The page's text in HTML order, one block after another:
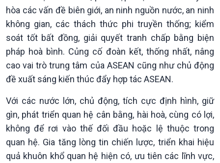
hòa các vấn đề biên giới, an ninh nguồn nước, an ninh
không gian, các thách thức phi truyền thống; kiểm
soát tốt bất đồng, giải quyết tranh chấp bằng biện
pháp hoà bình. Củng cố đoàn kết, thống nhất, nâng
cao vai trò trung tâm của ASEAN cũng như chủ động
đề xuất sáng kiến thúc đẩy hợp tác ASEAN.
Với các nước lớn, chủ động, tích cực định hình, giữ
gìn, phát triển quan hệ cân bằng, hài hoà, cùng có lợi,
không để rơi vào thế đối đầu hoặc lệ thuộc trong
quan hệ. Gia tăng lòng tin chiến lược, triển khai hiệu
quả khuôn khổ quan hệ hiện có, ưu tiên các lĩnh vực,